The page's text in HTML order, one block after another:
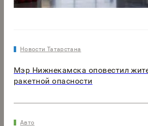
Новости Татарстана
Мэр Нижнекамска оповестил
ракетной опасности
Авто